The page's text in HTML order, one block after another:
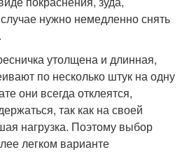
нужно немедленно снять
утолщена и длинная,
по несколько штук на одну
они всегда отклеятся,
так как на своей
нагрузка. Поэтому выбор
легком варианте